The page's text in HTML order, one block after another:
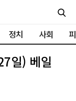
정치 사회
일) 베일